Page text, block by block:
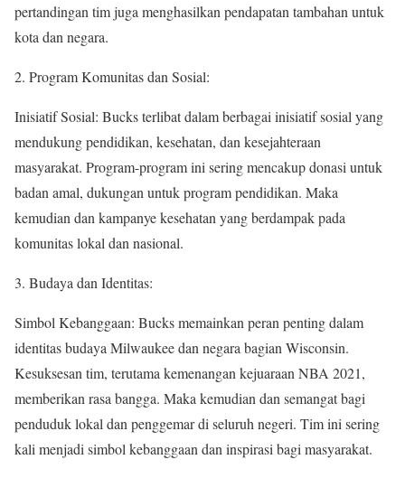
pertandingan tim juga menghasilkan pendapatan tambahan untuk
kota dan negara.
2. Program Komunitas dan Sosial:
Inisiatif Sosial: Bucks terlibat dalam berbagai inisiatif sosial yang
mendukung pendidikan, kesehatan, dan kesejahteraan
masyarakat. Program-program ini sering mencakup donasi untuk
badan amal, dukungan untuk program pendidikan. Maka
kemudian dan kampanye kesehatan yang berdampak pada
komunitas lokal dan nasional.
3. Budaya dan Identitas:
Simbol Kebanggaan: Bucks memainkan peran penting dalam
identitas budaya Milwaukee dan negara bagian Wisconsin.
Kesuksesan tim, terutama kemenangan kejuaraan NBA 2021,
memberikan rasa bangga. Maka kemudian dan semangat bagi
penduduk lokal dan penggemar di seluruh negeri. Tim ini sering
kali menjadi simbol kebanggaan dan inspirasi bagi masyarakat.